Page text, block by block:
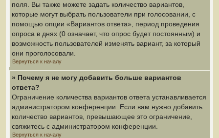
поля. Вы также можете задать количество вариантов,
которые могут выбрать пользователи при голосовании, с
помощью опции «Вариантов ответа», период проведения
опроса в днях (0 означает, что опрос будет постоянным) и
возможность пользователей изменять вариант, за который
они проголосовали.
Вернуться к началу
» Почему я не могу добавить больше вариантов
ответа?
Ограничение количества вариантов ответа устанавливается
администратором конференции. Если вам нужно добавить
количество вариантов, превышающее это ограничение,
свяжитесь с администратором конференции.
Вернуться к началу